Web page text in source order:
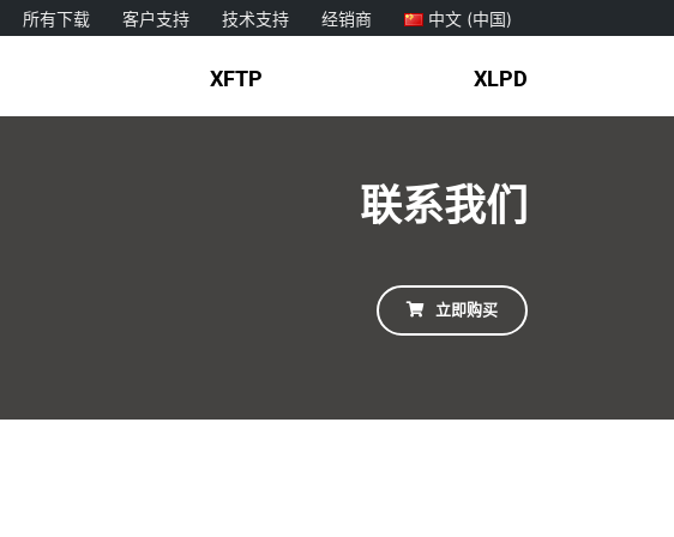
所有下载 客户支持 技术支持 经销商 中文 (中国)
XFTP XLPD
联系我们
立即购买